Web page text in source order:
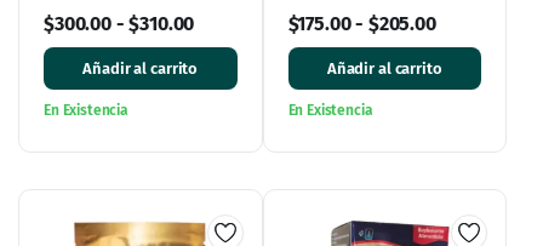
$300.00-$310.00
Añadir al carrito
En Existencia
$175.00- $205.00
Añadir al carrito
En Existencia